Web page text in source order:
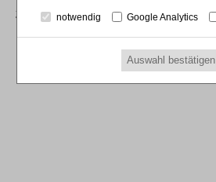
23.09.2027notwendig Google Analytics
Auswahl bestätigen